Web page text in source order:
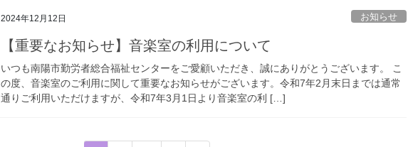
2024年12月12日 お知らせ
【重要なお知らせ】音楽室の利用について
いつも南陽市勤労者総合福祉センターをご愛顧いただき、誠にありがとうございます。 こ
の度、音楽室のご利用に関して重要なお知らせがございます。令和7年2月末日までは通常
通りご利用いただけますが、令和7年3月1日より音楽室の利 […]